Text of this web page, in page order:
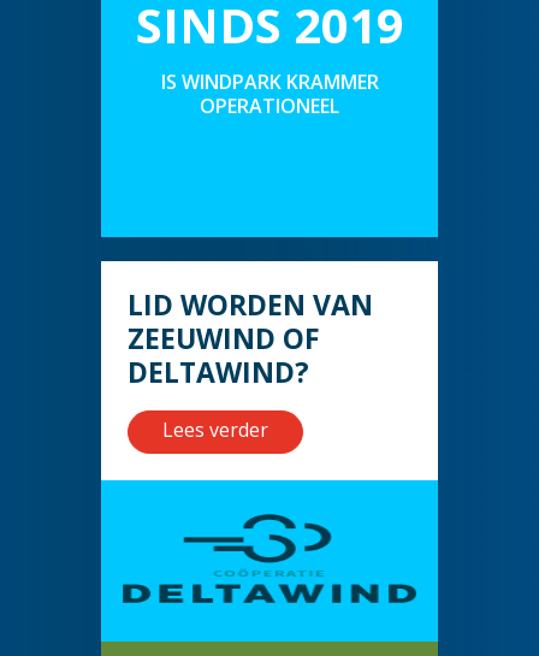
SINDS 2019
IS WINDPARK KRAMMER
OPERATIONEEL
LID WORDEN VAN
ZEEUWIND OF
DELTAWIND?
Lees verder